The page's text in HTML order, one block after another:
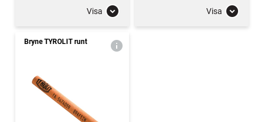
Visa Visa
Bryne TYROLIT runt